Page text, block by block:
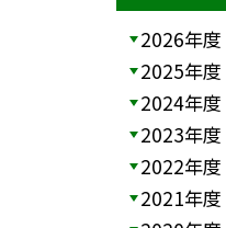
2026年度
2025年度
2024年度
2023年度
2022年度
2021年度